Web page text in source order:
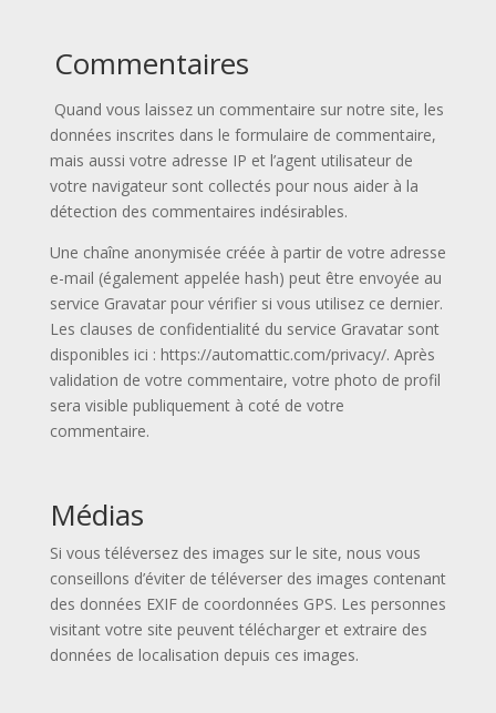
Commentaires
Quand vous laissez un commentaire sur notre site, les
données inscrites dans le formulaire de commentaire,
mais aussi votre adresse IP et l’agent utilisateur de
votre navigateur sont collectés pour nous aider à la
détection des commentaires indésirables.
Une chaîne anonymisée créée à partir de votre adresse
e-mail (également appelée hash) peut être envoyée au
service Gravatar pour vérifier si vous utilisez ce dernier.
Les clauses de confidentialité du service Gravatar sont
disponibles ici : https://automattic.com/privacy/. Après
validation de votre commentaire, votre photo de profil
sera visible publiquement à coté de votre
commentaire.
Médias
Si vous téléversez des images sur le site, nous vous
conseillons d’éviter de téléverser des images contenant
des données EXIF de coordonnées GPS. Les personnes
visitant votre site peuvent télécharger et extraire des
données de localisation depuis ces images.